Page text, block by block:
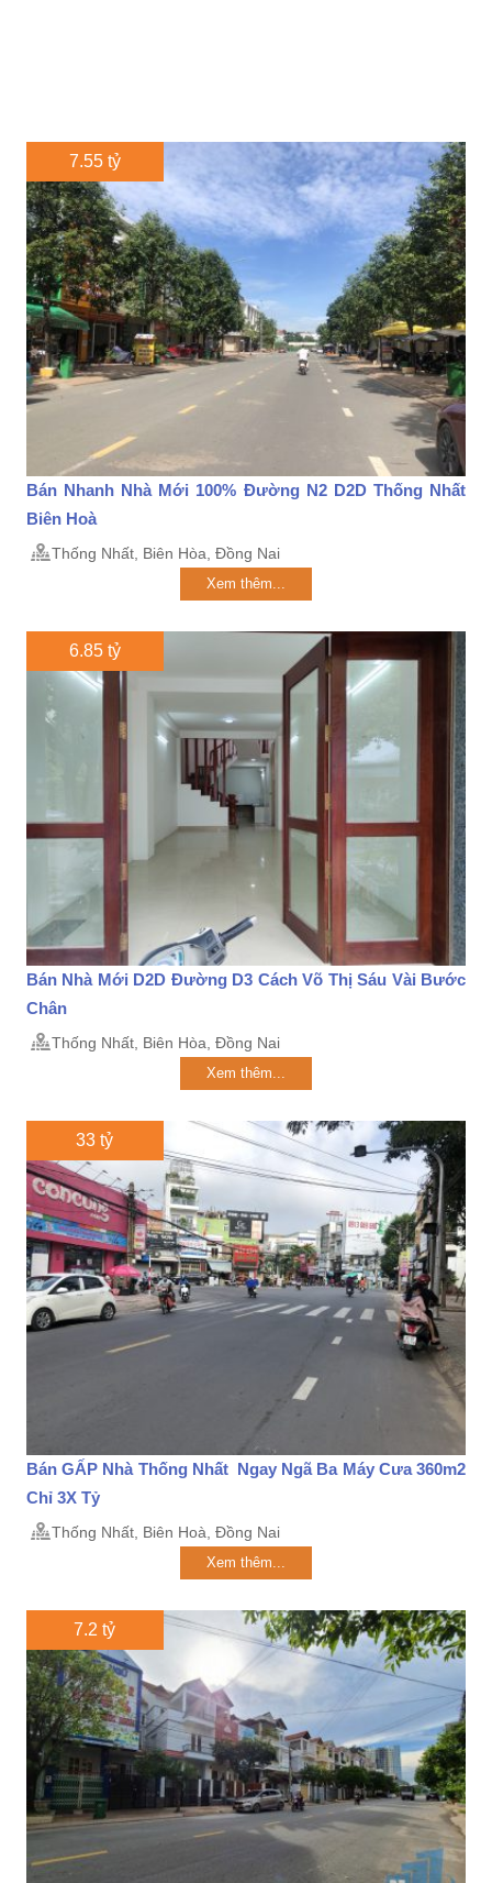
7.55 tỷ
Bán Nhanh Nhà Mới 100% Đường N2 D2D Thống Nhất
Biên Hoà
Thống Nhất, Biên Hòa, Đồng Nai
Xem thêm...
6.85 tỷ
Bán Nhà Mới D2D Đường D3 Cách Võ Thị Sáu Vài Bước
Chân
Thống Nhất, Biên Hòa, Đồng Nai
Xem thêm...
33 tỷ
Bán GẤP Nhà Thống Nhất Ngay Ngã Ba Máy Cưa 360m2
Chỉ 3X Tỷ
Thống Nhất, Biên Hoà, Đồng Nai
Xem thêm...
7.2 tỷ